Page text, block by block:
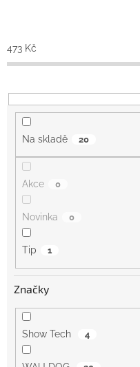
o
d
k
t
473 Kč
Na skladě 20
Akce 0
Novinka 0
Tip 1
Značky
Show Tech 4